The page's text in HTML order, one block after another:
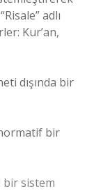
adlı
Kur’an,
dışında bir
bir
bir sistem